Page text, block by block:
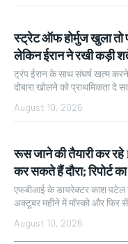
स्ट्रेट ऑफ होर्मुज खुला
लेकिन ईरान ने रखी कड़ी
ट्रंप ईरान के साथ संघर्ष खत्म
दोबारा खोलने को प्राथमिकता दे
August 10, 2026
रूस जाने की तैयारी कर
कर सकते हैं दौरा; रिपोर्ट का
एफबीआई के डायरेक्टर काश पटेल
अक्टूबर महीने में मॉस्को और फिर सेंट
August 10, 2026